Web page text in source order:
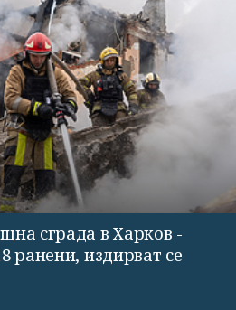
сграда в Харков -
ранени, издирват се